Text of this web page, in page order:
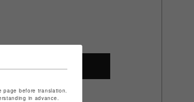
page before translation.
in advance.